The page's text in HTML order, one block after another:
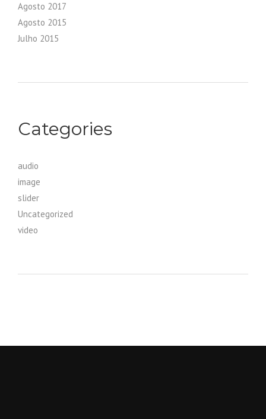
Agosto 2017
Agosto 2015
Julho 2015
Categories
audio
image
slider
Uncategorized
video